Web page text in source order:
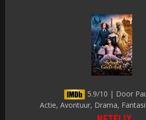
5.9/10 | Door
Actie, Avontuur, Drama,